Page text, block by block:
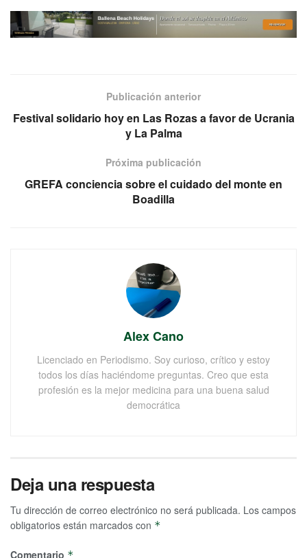
Publicación anterior
Festival solidario hoy en Las Rozas a favor de Ucrania
y La Palma
Próxima publicación
GREFA conciencia sobre el cuidado del monte en
Boadilla
Alex Cano
Licenciado en Periodismo. Soy curioso, crítico y estoy
todos los días haciéndome preguntas. Creo que esta
profesión es la mejor medicina para una buena salud
democrática
Deja una respuesta
Tu dirección de correo electrónico no será publicada. Los campos
obligatorios están marcados con *
Comentario *